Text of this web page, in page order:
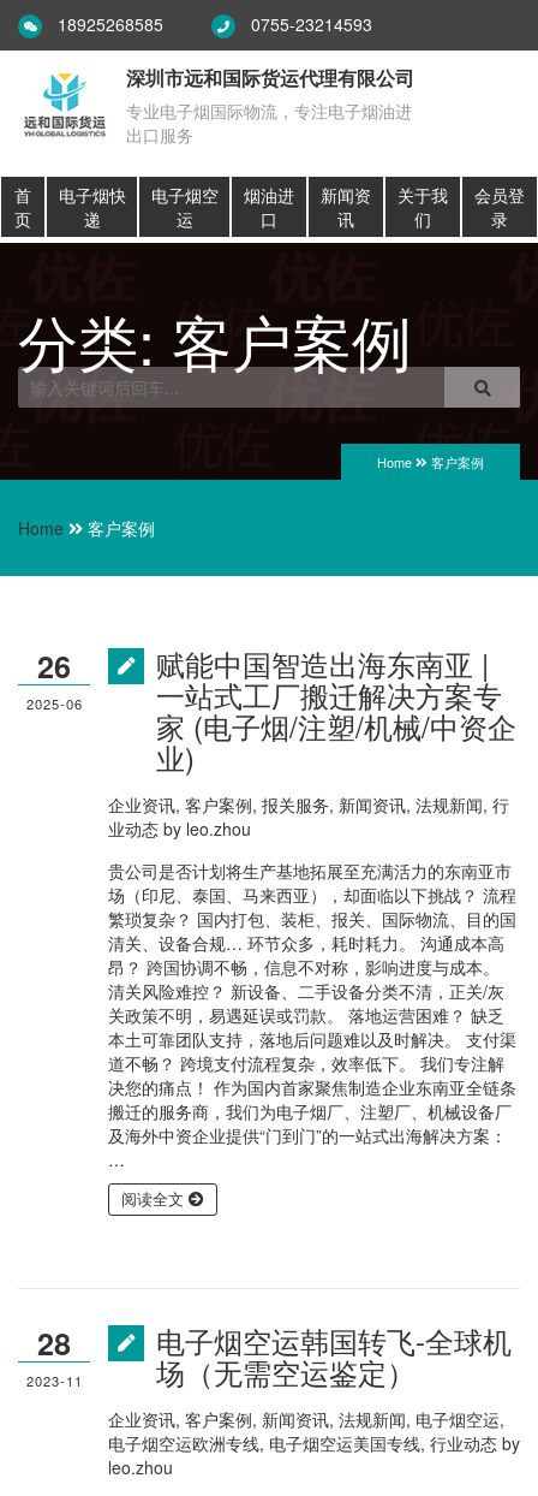
18925268585 0755-23214593
深圳市远和国际货运代理有限公司
专业电子烟国际物流，专注电子烟油进
出口服务
首
页
电子烟快
递
电子烟空
运
烟油进
口
新闻资
讯
关于我
们
会员登
录
分类: 客户案例
Home 客户案例
Home 客户案例
赋能中国智造出海东南亚 |
一站式工厂搬迁解决方案专
家 (电子烟/注塑/机械/中资企
业)
企业资讯, 客户案例, 报关服务, 新闻资讯, 法规新闻, 行
业动态 by leo.zhou
贵公司是否计划将生产基地拓展至充满活力的东南亚市
场（印尼、泰国、马来西亚），却面临以下挑战？ 流程
繁琐复杂？ 国内打包、装柜、报关、国际物流、目的国
清关、设备合规… 环节众多，耗时耗力。 沟通成本高
昂？ 跨国协调不畅，信息不对称，影响进度与成本。
清关风险难控？ 新设备、二手设备分类不清，正关/灰
关政策不明，易遇延误或罚款。 落地运营困难？ 缺乏
本土可靠团队支持，落地后问题难以及时解决。 支付渠
道不畅？ 跨境支付流程复杂，效率低下。 我们专注解
决您的痛点！ 作为国内首家聚焦制造企业东南亚全链条
搬迁的服务商，我们为电子烟厂、注塑厂、机械设备厂
及海外中资企业提供“门到门”的一站式出海解决方案：
…
阅读全文
26
2025-06
电子烟空运韩国转飞-全球机
场（无需空运鉴定）
企业资讯, 客户案例, 新闻资讯, 法规新闻, 电子烟空运,
电子烟空运欧洲专线, 电子烟空运美国专线, 行业动态 by
leo.zhou
28
2023-11